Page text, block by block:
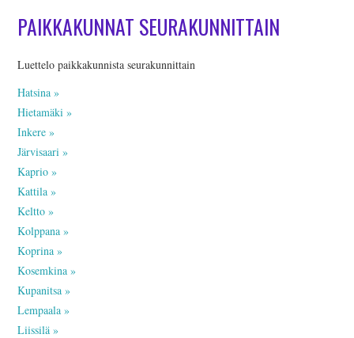
UUTTA! VIDEOTARINAT
INKERILÄISET
INKERIN HISTORIA JA
KULTTUURI
INKERIN
KULTTUURISEURA RY
MOOSES PUTRON
PAIKKAKUNNAT SEURAKUNNITTAIN
Luettelo paikkakunnista seurakunnittain
Hatsina »
Hietamäki »
Inkere »
Järvisaari »
Kaprio »
Kattila »
Keltto »
Kolppana »
Koprina »
Kosemkina »
Kupanitsa »
Lempaala »
Liissilä »